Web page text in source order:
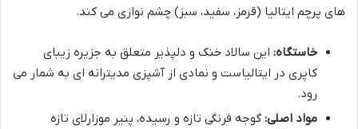
های پرچم ایتالیا (قرمز، سفید، سبز) چشم نوازی می کند.
خاستگاه: این سالاد خنک و دلپذیر متعلق به جزیره زیبای
کاپری در ایتالیاست و نمادی از آشپزی مدیترانه ای به شمار می
رود.
مواد اصلی: گوجه فرنگی تازه و رسیده، پنیر موزارلای تازه